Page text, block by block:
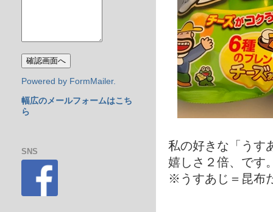
私の好きな「うす
嬉しさ２倍、です
※うすあじ＝昆布
Powered by FormMailer.
幅広のメールフォームはこち
ら
SNS